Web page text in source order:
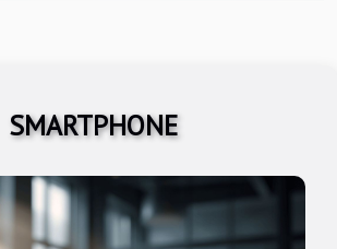
SMARTPHONE